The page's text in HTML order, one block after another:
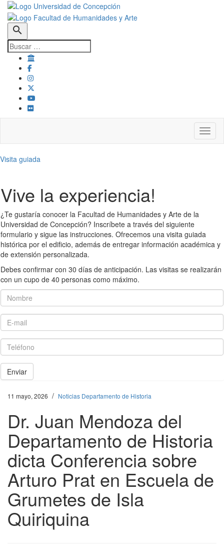
search
Visita guiada
Vive la experiencia!
¿Te gustaría conocer la Facultad de Humanidades y Arte de la
Universidad de Concepción? Inscríbete a través del siguiente
formulario y sigue las instrucciones. Ofrecemos una visita guiada
histórica por el edificio, además de entregar información académica y
de extensión personalizada.
Debes confirmar con 30 días de anticipación. Las visitas se realizarán
con un cupo de 40 personas como máximo.
Nombre
E-mail
Teléfono
Enviar
11 mayo, 2026 / Noticias Departamento de Historia
Dr. Juan Mendoza del
Departamento de Historia
dicta Conferencia sobre
Arturo Prat en Escuela de
Grumetes de Isla
Quiriquina